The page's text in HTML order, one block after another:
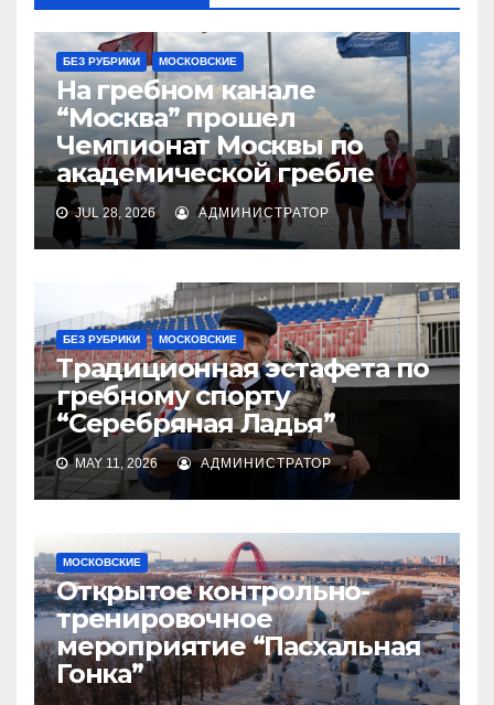
БЕЗ РУБРИКИ МОСКОВСКИЕ
На гребном канале
“Москва” прошел
Чемпионат Москвы по
академической гребле
JUL 28, 2026 АДМИНИСТРАТОР
БЕЗ РУБРИКИ МОСКОВСКИЕ
Традиционная эстафета по
гребному спорту
“Серебряная Ладья”
MAY 11, 2026 АДМИНИСТРАТОР
МОСКОВСКИЕ
Открытое контрольно-
тренировочное
мероприятие “Пасхальная
Гонка”